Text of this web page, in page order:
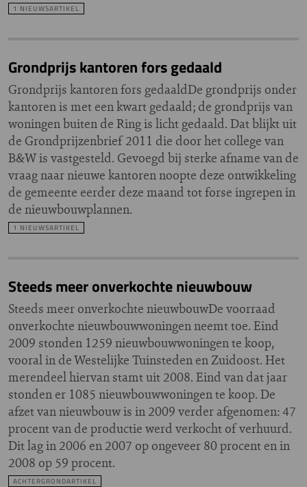
1 NIEUWSARTIKEL
Grondprijs kantoren fors gedaald
Grondprijs kantoren fors gedaaldDe grondprijs onder
kantoren is met een kwart gedaald; de grondprijs van
woningen buiten de Ring is licht gedaald. Dat blijkt uit
de Grondprijzenbrief 2011 die door het college van
B&W is vastgesteld. Gevoegd bij sterke afname van de
vraag naar nieuwe kantoren noopte deze ontwikkeling
de gemeente eerder deze maand tot forse ingrepen in
de nieuwbouwplannen.
1 NIEUWSARTIKEL
Steeds meer onverkochte nieuwbouw
Steeds meer onverkochte nieuwbouwDe voorraad
onverkochte nieuwbouwwoningen neemt toe. Eind
2009 stonden 1259 nieuwbouwwoningen te koop,
vooral in de Westelijke Tuinsteden en Zuidoost. Het
merendeel hiervan stamt uit 2008. Eind van dat jaar
stonden er 1085 nieuwbouwwoningen te koop. De
afzet van nieuwbouw is in 2009 verder afgenomen: 47
procent van de productie werd verkocht of verhuurd.
Dit lag in 2006 en 2007 op ongeveer 80 procent en in
2008 op 59 procent.
ACHTERGRONDARTIKEL